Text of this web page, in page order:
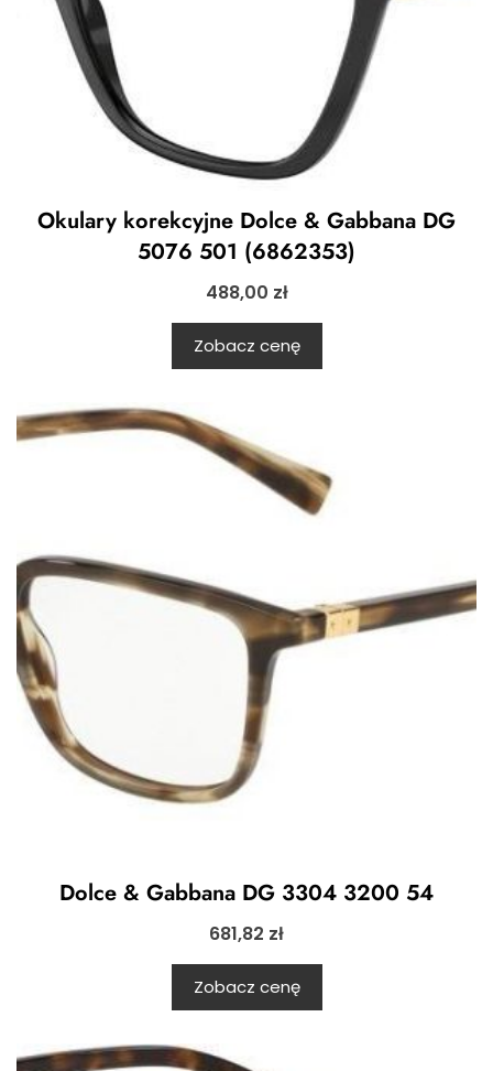
Okulary korekcyjne Dolce & Gabbana DG
5076 501 (6862353)
488,00 zł
Zobacz cenę
Dolce & Gabbana DG 3304 3200 54
681,82 zł
Zobacz cenę